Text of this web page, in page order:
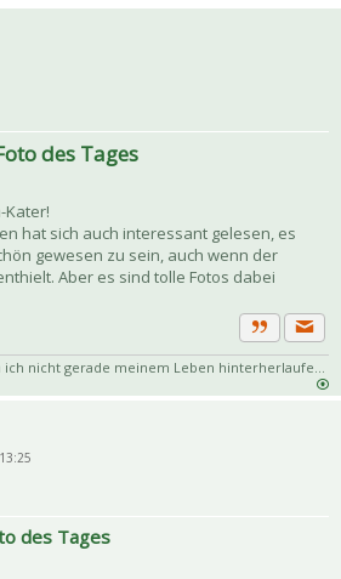
des Tages
Kater!
hat sich auch interessant gelesen, es
gewesen zu sein, auch wenn der
Aber es sind tolle Fotos dabei
Zitat
ich nicht gerade meinem Leben hinterherlaufe...
des Tages